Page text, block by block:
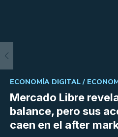
Mercado Libre
balance, pero sus
caen en el after
ECONOMÍA DIGITAL /